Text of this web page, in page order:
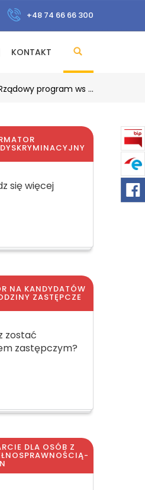
+48 74 66 66 300
KONTAKT
program ws ...
się więcej
NA KANDYDATÓW
ZASTĘPCZE
zostać
zastępczym?
DLA OSÓB Z